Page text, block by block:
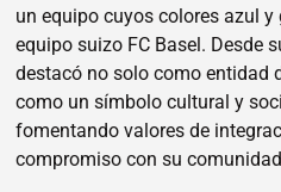
un equipo cuyos colores azul
equipo suizo FC Basel. Desde
destacó no solo como entidad
como un símbolo cultural y
fomentando valores de
compromiso con su